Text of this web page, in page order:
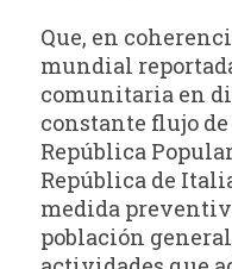
Que, en
mundial
comunitaria en
constante flujo
República
República de
medida
población